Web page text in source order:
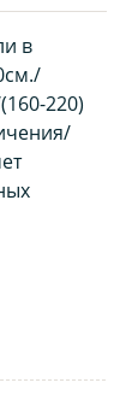
в
220)